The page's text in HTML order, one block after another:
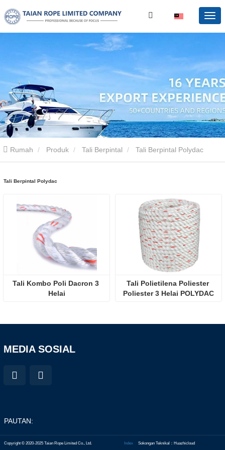
Rumah Produk Tali Berpintal Tali Berpintal Polydac
Tali Berpintal Polydac
Tali Kombo Poli Dacron 3
Helai
Tali Polietilena Poliester
Poliester 3 Helai POLYDAC
MEDIA SOSIAL
PAUTAN:
Copyright © 2020-2025 Taian Rope Limited Co., Ltd. Sokongan Teknikal：Huazhicloud
Index